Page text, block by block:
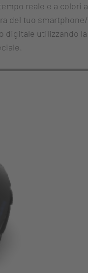
reale e a colori
del tuo
utilizzando la